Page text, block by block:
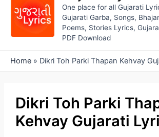
content
One place for all Gujarati
Gujarati Garba, Songs,
Poems, Stories Lyrics,
PDF Download
Home » Dikri Toh Parki Thapan Kehvay
Dikri Toh Parki
Kehvay Gujarati